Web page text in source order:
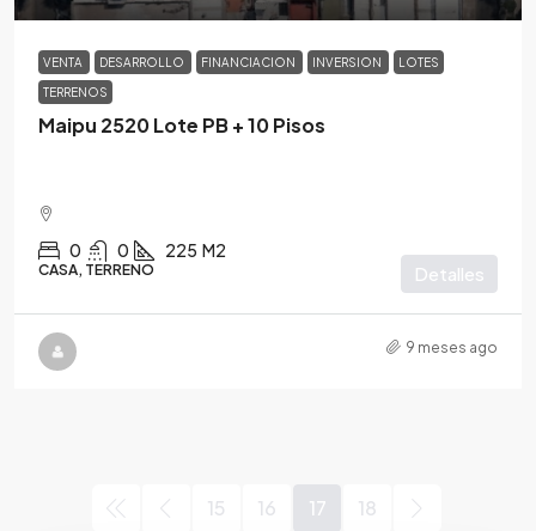
VENTA DESARROLLO FINANCIACION INVERSION LOTES
TERRENOS
Maipu 2520 Lote PB + 10 Pisos
0 0 225 M2
CASA, TERRENO Detalles
9 meses ago
15 16 17 18